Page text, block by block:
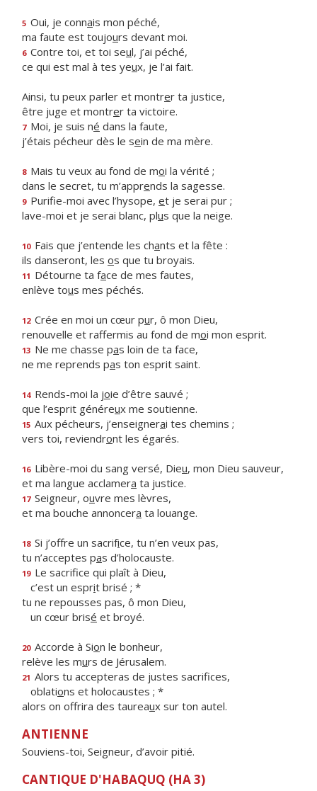
5 Oui, je connais mon péché,
ma faute est toujours devant moi.
6 Contre toi, et toi seul, j’ai péché,
ce qui est mal à tes yeux, je l’ai fait.
Ainsi, tu peux parler et montrer ta justice,
être juge et montrer ta victoire.
7 Moi, je suis né dans la faute,
j’étais pécheur dès le sein de ma mère.
8 Mais tu veux au fond de moi la vérité ;
dans le secret, tu m’apprends la sagesse.
9 Purifie-moi avec l’hysope, et je serai pur ;
lave-moi et je serai blanc, plus que la neige.
10 Fais que j’entende les chants et la fête :
ils danseront, les os que tu broyais.
11 Détourne ta face de mes fautes,
enlève tous mes péchés.
12 Crée en moi un cœur pur, ô mon Dieu,
renouvelle et raffermis au fond de moi mon esprit.
13 Ne me chasse pas loin de ta face,
ne me reprends pas ton esprit saint.
14 Rends-moi la joie d’être sauvé ;
que l’esprit généreux me soutienne.
15 Aux pécheurs, j’enseignerai tes chemins ;
vers toi, reviendront les égarés.
16 Libère-moi du sang versé, Dieu, mon Dieu sauveur,
et ma langue acclamera ta justice.
17 Seigneur, ouvre mes lèvres,
et ma bouche annoncera ta louange.
18 Si j’offre un sacrifice, tu n’en veux pas,
tu n’acceptes pas d’holocauste.
19 Le sacrifice qui plaît à Dieu,
c’est un esprit brisé ; *
tu ne repousses pas, ô mon Dieu,
un cœur brisé et broyé.
20 Accorde à Sion le bonheur,
relève les murs de Jérusalem.
21 Alors tu accepteras de justes sacrifices,
oblations et holocaustes ; *
alors on offrira des taureaux sur ton autel.
ANTIENNE
Souviens-toi, Seigneur, d’avoir pitié.
CANTIQUE D'HABAQUQ (HA 3)